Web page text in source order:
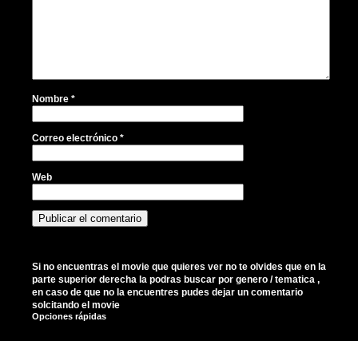
Nombre *
Correo electrónico *
Web
Si no encuentras el movie que quieres ver no te olvides que en la
parte superior derecha la podras buscar por genero / tematica ,
en caso de que no la encuentres pudes dejar un comentario
solcitando el movie
Opciones rápidas